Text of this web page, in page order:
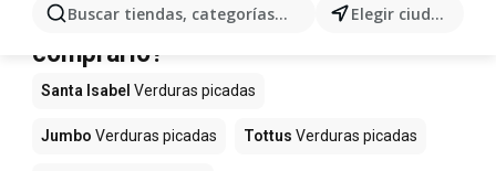
Buscar tiendas, categorías, productos... Elegir ciudad
Verduras picadas en oferta - ¿Dónde
comprarlo?
Santa Isabel Verduras picadas
Jumbo Verduras picadas Tottus Verduras picadas